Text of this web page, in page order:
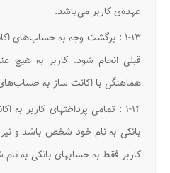
عهده‌ی کاربر می‌باشد.
۱-۱۳ : برگشت وجه به حساب‌های
قبلی انجام شود. کاربر به هیچ
هماهنگی با اکانت ساز به
۱-۱۴ : تمامی پرداختهای کاربر
بانکی به نام خود شخص باشد و نیز
کاربر فقط به حسابهای بانکی به